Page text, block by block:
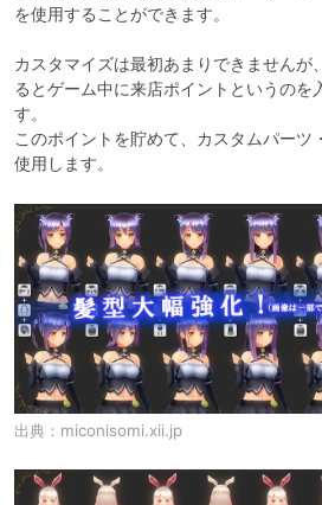
を使用することができます。
カスタマイズは最初あまりできませんが
るとゲーム中に来店ポイントというのを
す。
このポイントを貯めて、カスタムパーツ
使用します。
出典： miconisomi.xii.jp